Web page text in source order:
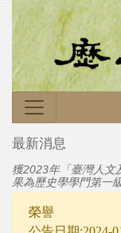
最新消息
獲2023年「臺灣人文
果為歷史學學門第一
榮譽